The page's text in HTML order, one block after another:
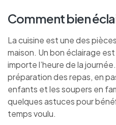
Comment bien
La cuisine est une des
maison. Un bon éclairage
importe l’heure de la
préparation des repas, en
enfants et les soupers en
quelques astuces pour
temps voulu.